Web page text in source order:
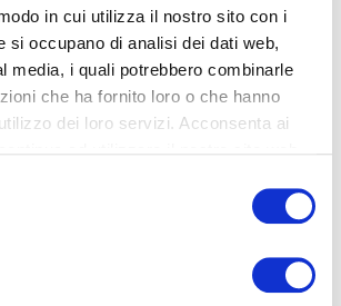
in cui utilizza il nostro sito con i
si occupano di analisi dei dati web,
media, i quali potrebbero combinarle
che ha fornito loro o che hanno
dei loro servizi. Acconsenta ai